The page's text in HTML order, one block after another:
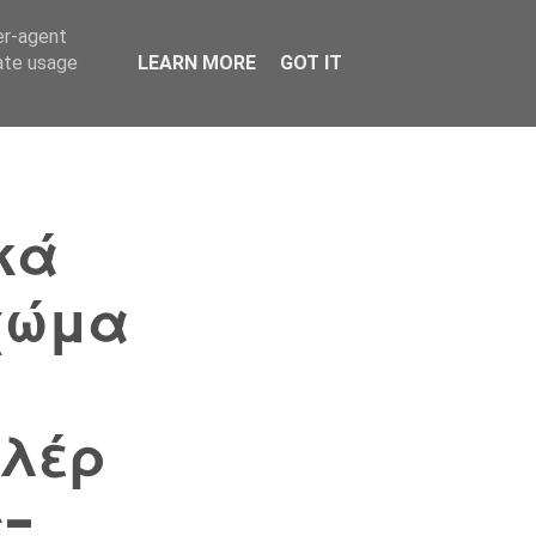
Σ.Α. Επικοινωνία Κόσμος
agent
usage
LEARN MORE GOT IT